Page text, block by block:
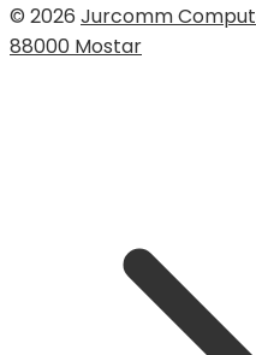
© 2026 Jurcomm
88000 Mostar